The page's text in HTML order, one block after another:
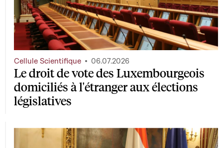
Le droit de vote des Luxembourgeois
domiciliés à l'étranger aux élections
législatives
Cellule Scientifique 06.07.2026